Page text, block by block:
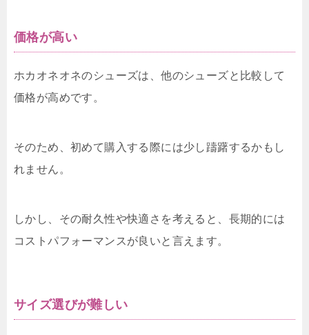
価格が高い
ホカオネオネのシューズは、他のシューズと比較して
価格が高めです。
そのため、初めて購入する際には少し躊躇するかもし
れません。
しかし、その耐久性や快適さを考えると、長期的には
コストパフォーマンスが良いと言えます。
サイズ選びが難しい